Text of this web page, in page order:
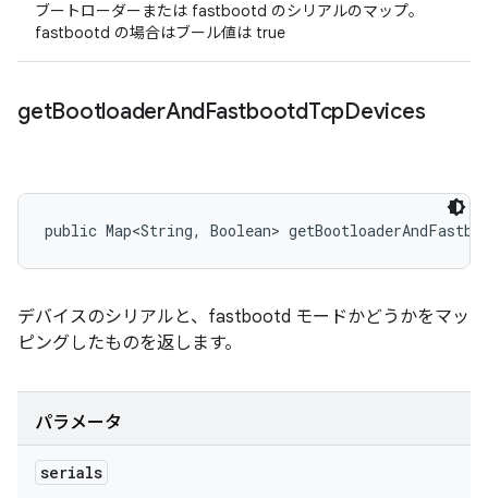
ブートローダーまたは fastbootd のシリアルのマップ。
fastbootd の場合はブール値は true
getBootloaderAndFastbootdTcpDevices
public Map<String, Boolean>
デバイスのシリアルと、fastbootd モードかどうかをマッ
ピングしたものを返します。
パラメータ
serials